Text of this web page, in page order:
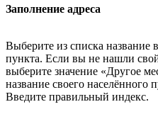
Заполнение адреса
Выберите из списка название
пункта. Если вы не нашли
выберите значение «Другое
название своего населённого
Введите правильный индекс.